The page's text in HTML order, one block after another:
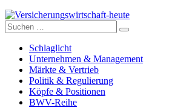
Versicherungswirtschaft-heute
Suche
nach:
Schlaglicht
Unternehmen & Management
Märkte & Vertrieb
Politik & Regulierung
Köpfe & Positionen
BWV-Reihe